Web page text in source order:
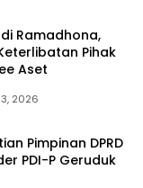
Ramadhona,
Pihak
Aset
2026
Pimpinan DPRD
PDI-P Geruduk